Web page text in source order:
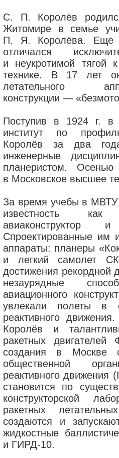
С. П. Королёв
Житомире в семье
П. Я. Королёва. Еще
отличался
и неукротимой тягой
технике. В 17 лет
летательного
конструкции —
Поступив в 1924 г. в
институт по
Королёв за два
инженерные
планеристом.
в Московское высшее
За время учебы в
известность
авиаконструктор
Спроектированные им
аппараты: планеры
и легкий самолет
достижения рекордной
незаурядные
авиационного
увлекали полеты в
реактивного
Королёв и
ракетных
создания в Москве
общественной
реактивного движения
становится по
конструкторской
ракетных
создаются и
жидкостные
и ГИРД-10.